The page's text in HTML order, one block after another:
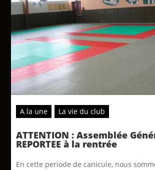
A la une La vie du club
ATTENTION : Assemblée
REPORTEE à la rentrée
En cette periode de canicule, nous